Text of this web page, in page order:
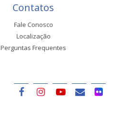
Contatos
Fale Conosco
Localização
Perguntas Frequentes